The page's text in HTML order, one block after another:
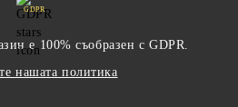
GDPR
е 100% съобразен с GDPR.
нашата политика